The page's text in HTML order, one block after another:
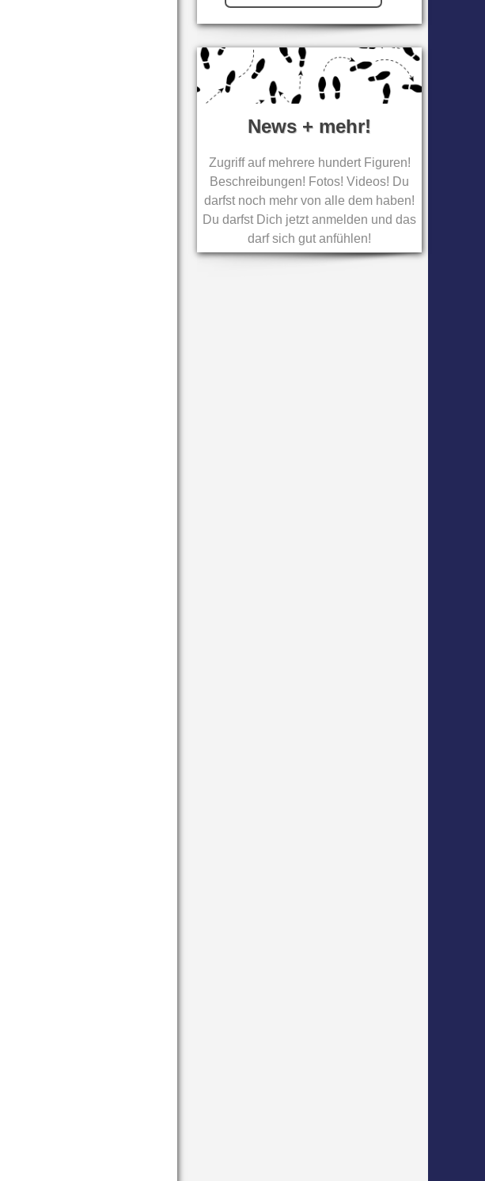
News + mehr!
Zugriff auf mehrere hundert Figuren!
Beschreibungen! Fotos! Videos! Du
darfst noch mehr von alle dem haben!
Du darfst Dich jetzt anmelden und das
darf sich gut anfühlen!